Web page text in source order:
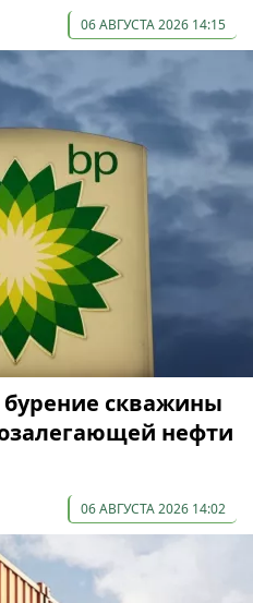
06 АВГУСТА 2026 14:15
скважины
нефти
06 АВГУСТА 2026 14:02